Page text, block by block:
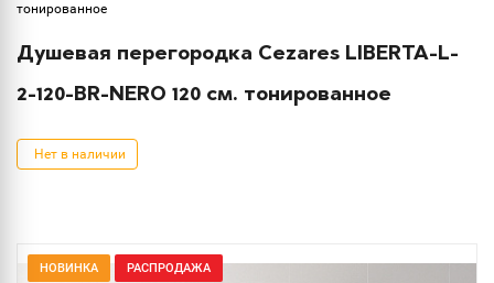
тонированное
Душевая перегородка Cezares LIBERTA-L-
2-120-BR-NERO 120 см. тонированное
Нет в наличии
НОВИНКА РАСПРОДАЖА